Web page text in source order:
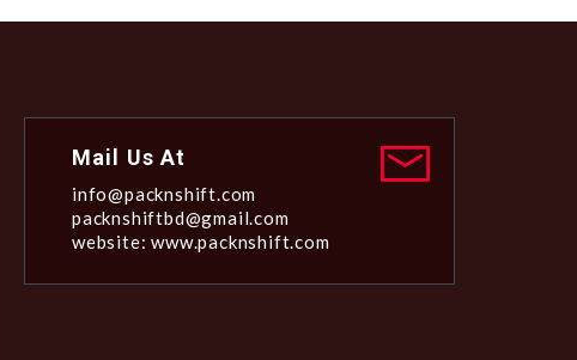
Mail Us At
info@packnshift.com
packnshiftbd@gmail.com
website: www.packnshift.com